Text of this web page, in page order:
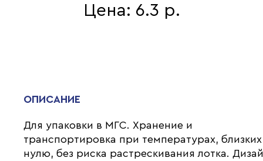
Цена: 6.3 р.
ОПИСАНИЕ
Для упаковки в МГС. Хранение и
транспортировка при температурах, близких
нулю, без риска растрескивания лотка.